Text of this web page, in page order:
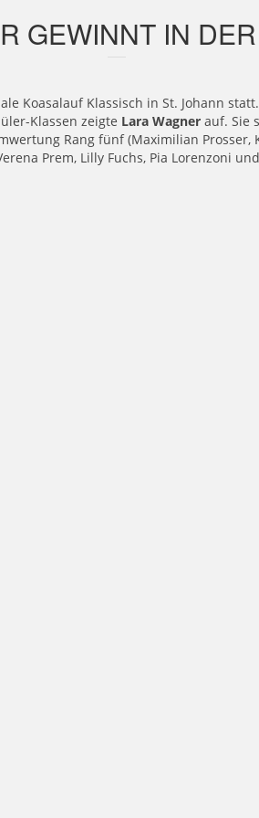
GEWINNT IN
Koasalauf Klassisch in St. Johann
Klassen zeigte Lara Wagnerauf. Sie
Rang fünf (Maximilian Prosser,
Prem, Lilly Fuchs, Pia Lorenzoni